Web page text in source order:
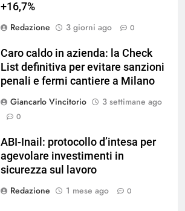
+16,7%
Redazione
3 giorni ago 0
Caro caldo in azienda: la Check
List definitiva per evitare sanzioni
penali e fermi cantiere a Milano
Giancarlo Vincitorio
3 settimane ago
0
ABI-Inail: protocollo d’intesa per
agevolare investimenti in
sicurezza sul lavoro
Redazione
1 mese ago 0